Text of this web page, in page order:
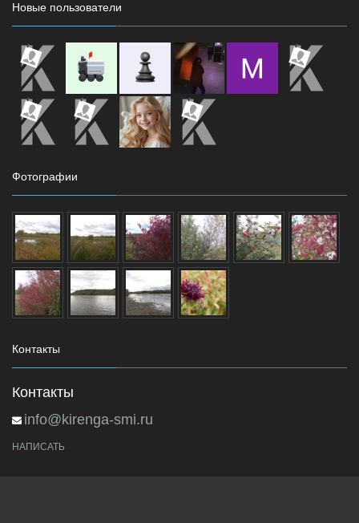
Новые пользователи
Фотографии
Контакты
Контакты
info@kirenga-smi.ru
НАПИСАТЬ